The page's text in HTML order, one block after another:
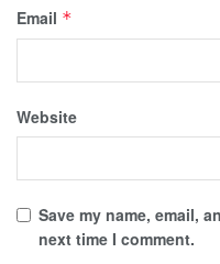
Email *
Website
Save my name, email,
next time I comment.